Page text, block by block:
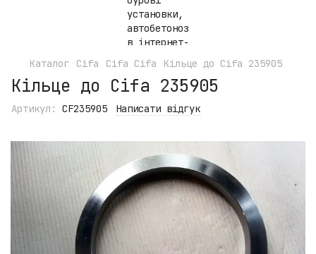
Каталог Cifa Cifa Cifa Кільце до Cifa 235905
Кільце до Cifa 235905
Артикул: CF235905 Написати відгук